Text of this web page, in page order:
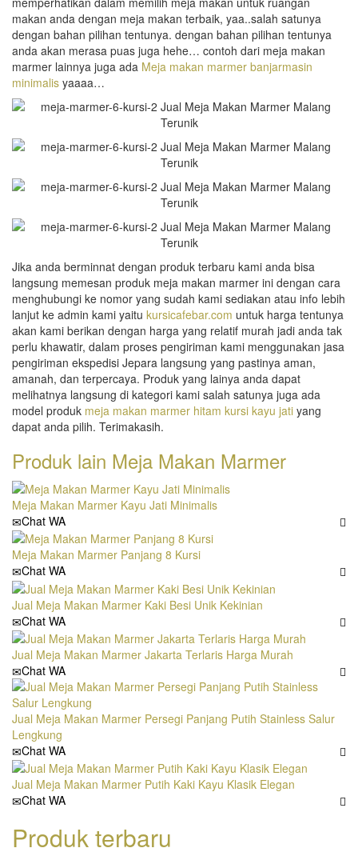
makan anda dengan meja makan terbaik, yaa..salah satunya
dengan bahan pilihan tentunya. dengan bahan pilihan tentunya
anda akan merasa puas juga hehe… contoh dari meja makan
marmer lainnya juga ada Meja makan marmer banjarmasin
minimalis yaaaa…
Jika anda berminnat dengan produk terbaru kami anda bisa
langsung memesan produk meja makan marmer ini dengan cara
menghubungi ke nomor yang sudah kami sediakan atau info lebih
lanjut ke admin kami yaitu kursicafebar.com untuk harga tentunya
akan kami berikan dengan harga yang relatif murah jadi anda tak
perlu khawatir, dalam proses pengiriman kami menggunakan jasa
pengiriman ekspedisi Jepara langsung yang pastinya aman,
amanah, dan terpercaya. Produk yang lainya anda dapat
melihatnya langsung di kategori kami salah satunya juga ada
model produk meja makan marmer hitam kursi kayu jati yang
dapat anda pilih. Terimakasih.
Produk lain Meja Makan Marmer
Meja Makan Marmer Kayu Jati Minimalis
Chat WA
Meja Makan Marmer Panjang 8 Kursi
Chat WA
Jual Meja Makan Marmer Kaki Besi Unik Kekinian
Chat WA
Jual Meja Makan Marmer Jakarta Terlaris Harga Murah
Chat WA
Jual Meja Makan Marmer Persegi Panjang Putih Stainless Salur
Lengkung
Chat WA
Jual Meja Makan Marmer Putih Kaki Kayu Klasik Elegan
Chat WA
Produk terbaru